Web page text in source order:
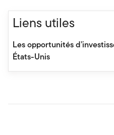
Liens utiles
Les opportunités
États-Unis